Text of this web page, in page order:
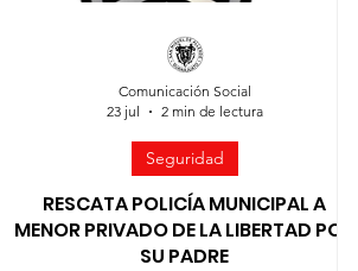
RESCATA POLICÍA MUNICIPAL A
MENOR PRIVADO DE LA LIBERTAD POR
SU PADRE
Seguridad
Comunicación Social
23 jul
2 min de lectura